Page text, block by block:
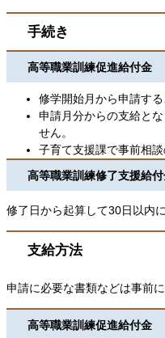
手続き
高等職業訓練促進給付金
修学開始月から申請する
申請月分からの支給と
せん。
子育て支援課で事前相
高等職業訓練修了支援給
修了日から起算して30日以内
支給方法
申請に必要な書類などは事前
高等職業訓練促進給付金